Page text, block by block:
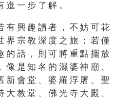
進一步了解。
有興趣讀者，不妨可花
界宗教深度之旅；若僅
的話，則可將重點擺放
像是知名的濕婆神廟、
新會堂、婆羅浮屠、聖
大教堂、佛光寺大殿、